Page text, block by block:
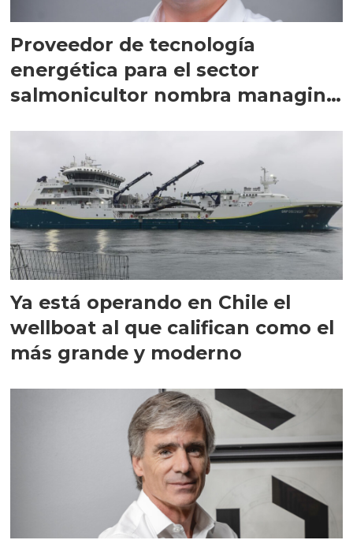
Proveedor de tecnología
energética para el sector
salmonicultor nombra managing
Ya está operando en Chile el
wellboat al que califican como el
más grande y moderno